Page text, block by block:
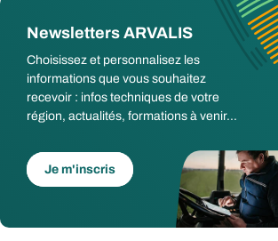
Newsletters ARVALIS
Choisissez et personnalisez les
informations que vous souhaitez
recevoir : infos techniques de votre
région, actualités, formations à venir...
Je m'inscris